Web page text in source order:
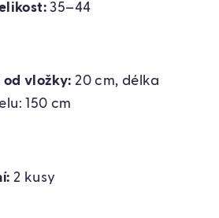
35–44
od vložky: 20 cm, délka
150 cm
2 kusy